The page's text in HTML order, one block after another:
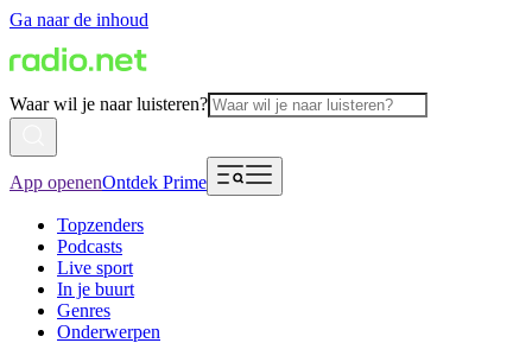
Ga naar de inhoud
Waar wil je naar luisteren?
App openenOntdek Prime
Topzenders
Podcasts
Live sport
In je buurt
Genres
Onderwerpen